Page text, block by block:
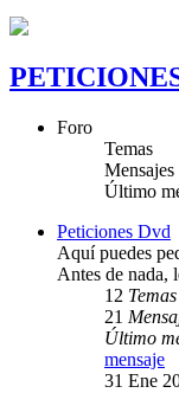
Foro
Temas
Mensajes
Último
Peticiones Dvd
Aquí puedes
Antes de nada,
12 Temas
21
Último
mensaje
31 Ene